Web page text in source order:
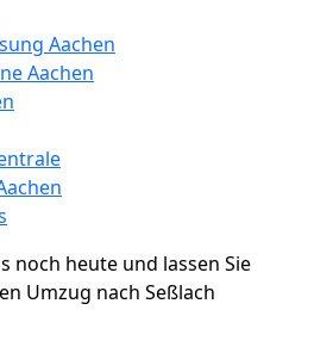
Aachen
Aachen
noch heute und lassen Sie
Umzug nach Seßlach